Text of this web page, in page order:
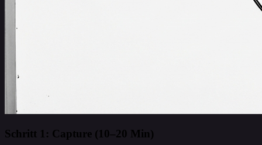
Schritt 1: Capture (10–20 Min)